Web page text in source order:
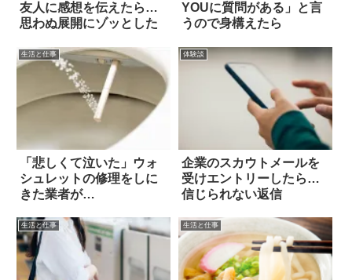
友人に感想を伝えたら…
思わぬ展開にゾッとした
YOUに質問がある」と言
うので身構えたら
生活と仕事
「悲しくて泣いた」ウォ
シュレットの修理をしに
きた業者が…
体験談
企業のスカウトメールを
受けエントリーしたら…
信じられない返信
生活と仕事 生活と仕事